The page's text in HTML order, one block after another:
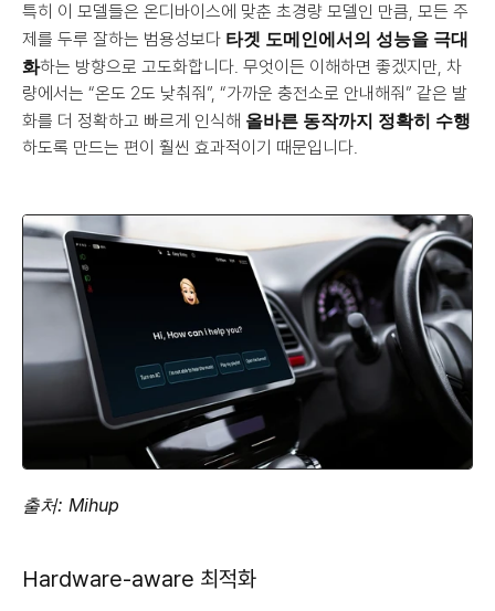
특히 이 모델들은 온디바이스에 맞춘 초경량 모델인 만큼, 모든 주
제를 두루 잘하는 범용성보다 타겟 도메인에서의 성능을 극대
화하는 방향으로 고도화합니다. 무엇이든 이해하면 좋겠지만, 차
량에서는 “온도 2도 낮춰줘”, “가까운 충전소로 안내해줘” 같은 발
화를 더 정확하고 빠르게 인식해 올바른 동작까지 정확히 수행
하도록 만드는 편이 훨씬 효과적이기 때문입니다.
출처: Mihup
Hardware-aware 최적화